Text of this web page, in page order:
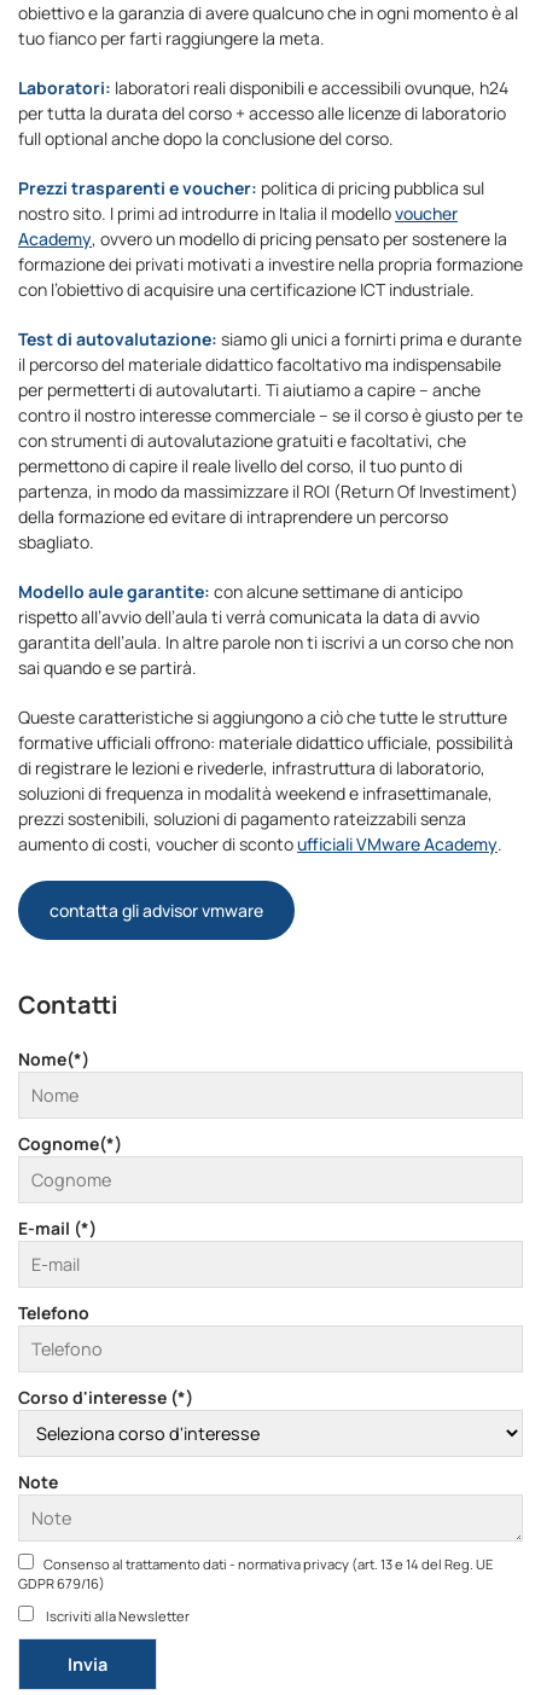
obiettivo e la garanzia di avere qualcuno che in ogni momento è al
tuo fianco per farti raggiungere la meta.
Laboratori: laboratori reali disponibili e accessibili ovunque, h24
per tutta la durata del corso + accesso alle licenze di laboratorio
full optional anche dopo la conclusione del corso.
Prezzi trasparenti e voucher: politica di pricing pubblica sul
nostro sito. I primi ad introdurre in Italia il modellovoucher
Academy, ovvero un modello di pricing pensato per sostenere la
formazione dei privati motivati a investire nella propria formazione
con l’obiettivo di acquisire una certificazione ICT industriale.
Test di autovalutazione: siamo gli unici a fornirti prima e durante
il percorso del materiale didattico facoltativo ma indispensabile
per permetterti di autovalutarti. Ti aiutiamo a capire – anche
contro il nostro interesse commerciale – se il corso è giusto per te
con strumenti di autovalutazione gratuiti e facoltativi, che
permettono di capire il reale livello del corso, il tuo punto di
partenza, in modo da massimizzare il ROI (Return Of Investiment)
della formazione ed evitare di intraprendere un percorso
sbagliato.
Modello aule garantite: con alcune settimane di anticipo
rispetto all’avvio dell’aula ti verrà comunicata la data di avvio
garantita dell’aula. In altre parole non ti iscrivi a un corso che non
sai quando e se partirà.
Queste caratteristiche si aggiungono a ciò che tutte le strutture
formative ufficiali offrono: materiale didattico ufficiale, possibilità
di registrare le lezioni e rivederle, infrastruttura di laboratorio,
soluzioni di frequenza in modalità weekend e infrasettimanale,
prezzi sostenibili, soluzioni di pagamento rateizzabili senza
aumento di costi, voucher di scontoufficiali VMware Academy.
contatta gli advisor vmware
Contatti
Nome(*)
Cognome(*)
E-mail (*)
Telefono
Corso d'interesse (*)
Note
Consenso al trattamento dati - normativa privacy (art. 13 e 14 del Reg. UE
GDPR 679/16)
Iscriviti alla Newsletter
Si prega di lasciare vuoto questo campo.